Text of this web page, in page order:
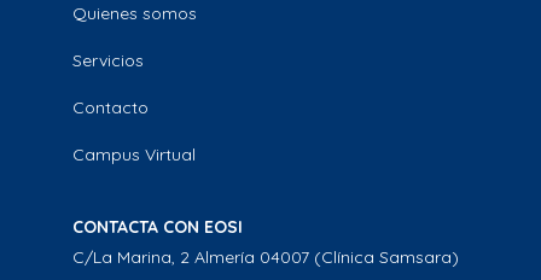
Quienes somos
Servicios
Contacto
Campus Virtual
CONTACTA CON EOSI
C/La Marina, 2 Almería 04007 (Clínica Samsara)